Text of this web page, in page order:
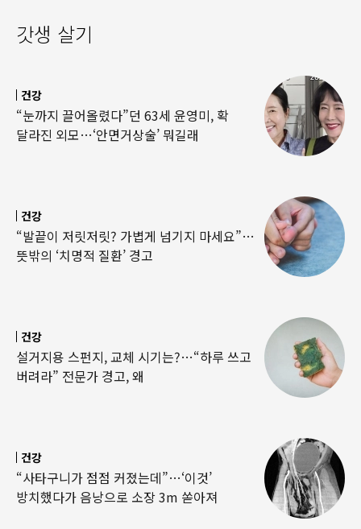
갓생 살기
건강
“눈까지 끌어올렸다”던 63세 윤영미, 확
달라진 외모…‘안면거상술’ 뭐길래
건강
“발끝이 저릿저릿? 가볍게 넘기지 마세요”…
뜻밖의 ‘치명적 질환’ 경고
건강
설거지용 스펀지, 교체 시기는?…“하루 쓰고
버려라” 전문가 경고, 왜
건강
“사타구니가 점점 커졌는데”…‘이것’
방치했다가 음낭으로 소장 3m 쏟아져